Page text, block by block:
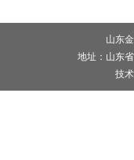
山东
地址：山东
技